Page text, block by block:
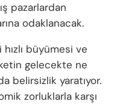
pazarlardan
odaklanacak.
büyümesi ve
gelecekte ne
belirsizlik yaratıyor.
zorluklarla karşı